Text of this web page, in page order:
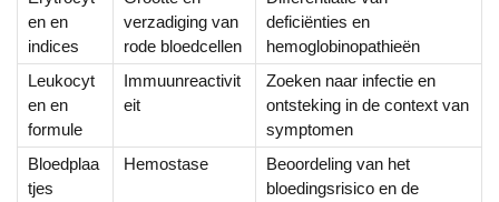
en en
indices
verzadiging van
rode bloedcellen
deficiënties en
hemoglobinopathieën
Leukocyt
en en
formule
Immuunreactivit
eit
Zoeken naar infectie en
ontsteking in de context van
symptomen
Bloedplaa
tjes
Hemostase
Beoordeling van het
bloedingsrisico en de